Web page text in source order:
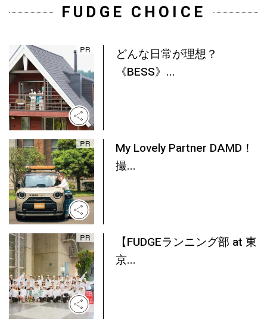
FUDGE CHOICE
どんな日常が理想？
《BESS》...
My Lovely Partner DAMD！
撮...
【FUDGEランニング部 at 東
京...